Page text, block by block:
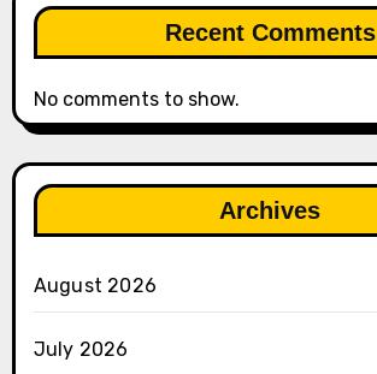
Recent Comments
No comments to show.
Archives
August 2026
July 2026